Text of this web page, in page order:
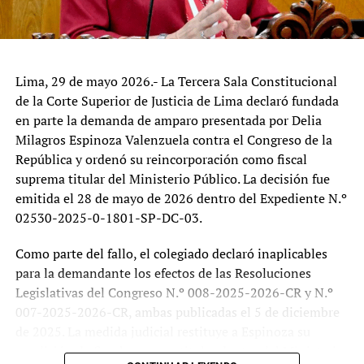
demanda educativa existente en el Callao.
Tecnológica Pachacútec de Ventanilla funcionará como
una persona jurídica de derecho público con enfoque
tecnológico y contará con departamentos académicos,
escuelas profesionales, investigación y programas de
posgrado, conforme a lo establecido por la Ley
Universitaria N.° 30220. Se prevé que la institución
impulse carreras vinculadas a las necesidades productivas
y económicas de la zona, incluyendo actividades
Chancay.
Tras la publicación de la ley, el Ministerio de Educación
deberá designar una comisión organizadora encargada de
Lima, 29 de mayo 2026.- La Tercera Sala Constitucional
de la Corte Superior de Justicia de Lima declaró fundada
en parte la demanda de amparo presentada por Delia
Milagros Espinoza Valenzuela contra el Congreso de la
República y ordenó su reincorporación como fiscal
suprema titular del Ministerio Público. La decisión fue
emitida el 28 de mayo de 2026 dentro del Expediente N.º
02530-2025-0-1801-SP-DC-03.
Como parte del fallo, el colegiado declaró inaplicables
para la demandante los efectos de las Resoluciones
Legislativas del Congreso N.º 008-2025-2026-CR y N.º
007-2025-2026-CR, ambas publicadas el 5 de diciembre
condición de fiscal suprema titular dentro del Ministerio